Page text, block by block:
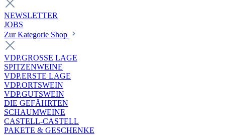
NEWSLETTER
JOBS
Zur Kategorie Shop
VDP.GROSSE LAGE
SPITZENWEINE
VDP.ERSTE LAGE
VDP.ORTSWEIN
VDP.GUTSWEIN
DIE GEFÄHRTEN
SCHAUMWEINE
CASTELL-CASTELL
PAKETE & GESCHENKE